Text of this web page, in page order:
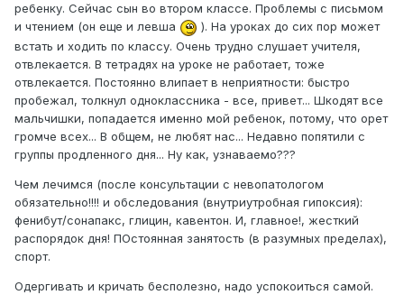
ребенку. Сейчас сын во втором классе. Проблемы с письмом
и чтением (он еще и левша
). На уроках до сих пор может
встать и ходить по классу. Очень трудно слушает учителя,
отвлекается. В тетрадях на уроке не работает, тоже
отвлекается. Постоянно влипает в неприятности: быстро
пробежал, толкнул одноклассника - все, привет... Шкодят все
мальчишки, попадается именно мой ребенок, потому, что орет
громче всех... В общем, не любят нас... Недавно попятили с
группы продленного дня... Ну как, узнаваемо???
Чем лечимся (после консультации с невопатологом
обязательно!!!! и обследования (внутриутробная гипоксия):
фенибут/сонапакс, глицин, кавентон. И, главное!, жесткий
распорядок дня! ПОстоянная занятость (в разумных пределах),
спорт.
Одергивать и кричать бесполезно, надо успокоиться самой.